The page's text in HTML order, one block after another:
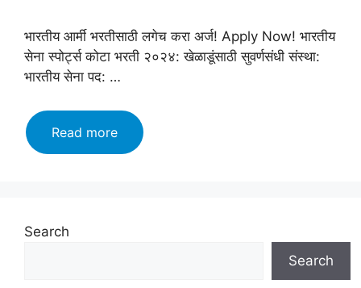
भारतीय आर्मी भरतीसाठी लगेच करा अर्ज! Apply Now! भारतीय
सेना स्पोर्ट्स कोटा भरती २०२४: खेळाडूंसाठी सुवर्णसंधी संस्था:
भारतीय सेना पद: …
Read moreindian
army
Search
Search